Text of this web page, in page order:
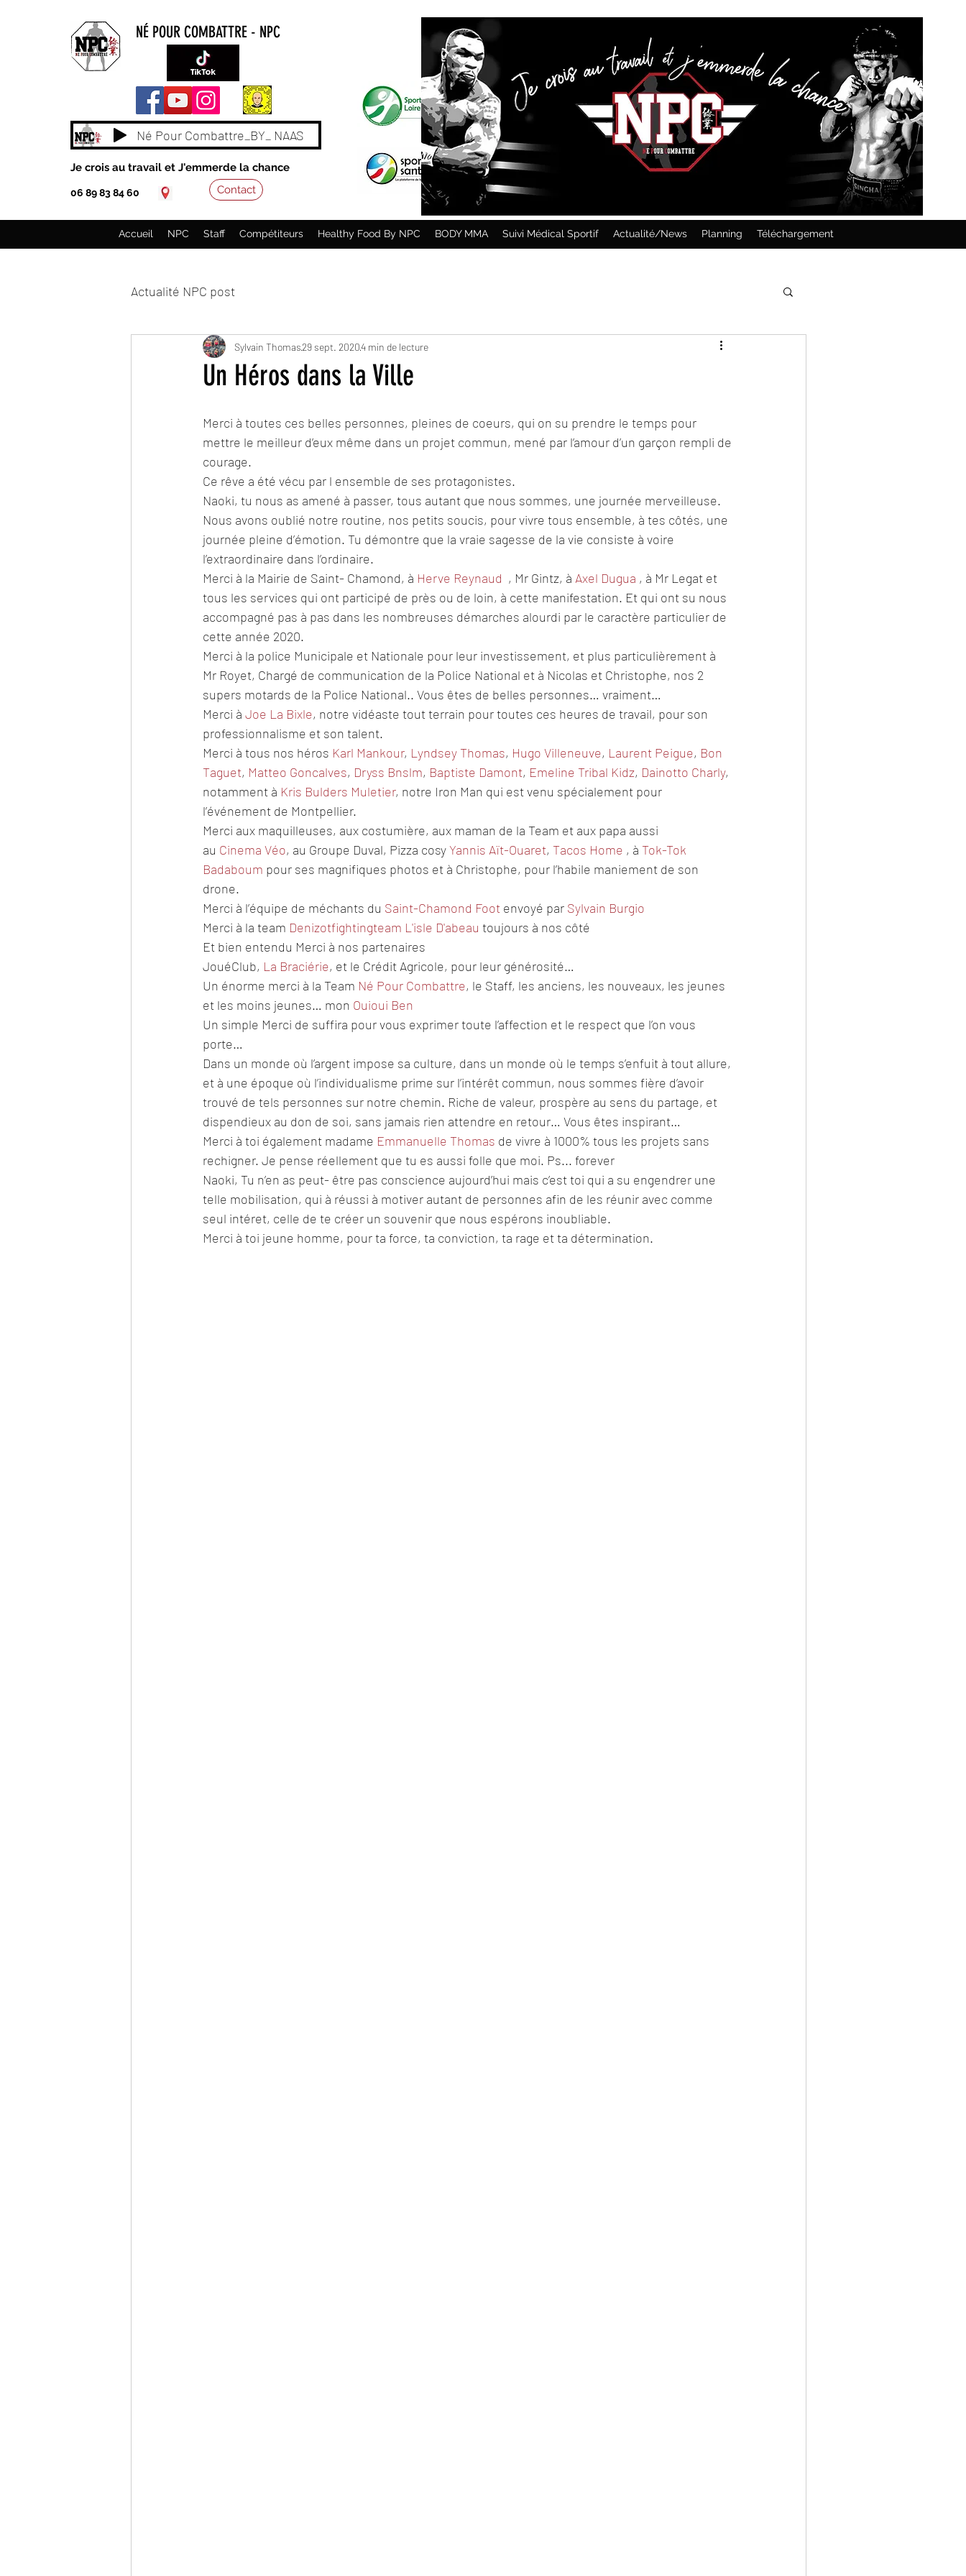
NÉ POUR COMBATTRE - NPC
Né Pour Combattre_BY_ NAAS
Je crois au travail et J'emmerde la chance
06 89 83 84 60 Contact
Accueil NPC Staff Compétiteurs Healthy Food By NPC BODY MMA Suivi Médical Sportif Actualité/News Planning Téléchargement
Actualité NPC post
Un Héros dans la Ville
Sylvain Thomas29 sept. 20204 min de lecture
Merci à toutes ces belles personnes, pleines de coeurs, qui on su prendre le temps pour
mettre le meilleur d’eux même dans un projet commun, mené par l’amour d’un garçon rempli de
courage.
Ce rêve a été vécu par l ensemble de ses protagonistes.
Naoki, tu nous as amené à passer, tous autant que nous sommes, une journée merveilleuse.
Nous avons oublié notre routine, nos petits soucis, pour vivre tous ensemble, à tes côtés, une
journée pleine d’émotion. Tu démontre que la vraie sagesse de la vie consiste à voire
l’extraordinaire dans l’ordinaire.
Merci à la Mairie de Saint- Chamond, à Herve Reynaud
  , Mr Gintz, à
Axel Dugua , à Mr Legat et
tous les services qui ont participé de près ou de loin, à cette manifestation. Et qui ont su nous
accompagné pas à pas dans les nombreuses démarches alourdi par le caractère particulier de
cette année 2020.
Merci à la police Municipale et Nationale pour leur investissement, et plus particulièrement à
Mr Royet, Chargé de communication de la Police National et à Nicolas et Christophe, nos 2
supers motards de la Police National.. Vous êtes de belles personnes… vraiment…
Merci à Joe La Bixle, notre vidéaste tout terrain pour toutes ces heures de travail, pour son
professionnalisme et son talent.
Merci à tous nos héros Karl Mankour, Lyndsey Thomas, Hugo Villeneuve, Laurent Peigue, Bon
Taguet, Matteo Goncalves, Dryss Bnslm, Baptiste Damont, Emeline Tribal Kidz, Dainotto Charly,
notamment à Kris Bulders Muletier, notre Iron Man qui est venu spécialement pour
l’événement de Montpellier.
Merci aux maquilleuses, aux costumière, aux maman de la Team et aux papa aussi
au Cinema Véo, au Groupe Duval, Pizza cosy Yannis Aït-Ouaret, Tacos Home , à Tok-Tok
Badaboum pour ses magnifiques photos et à Christophe, pour l’habile maniement de son
drone.
Merci à l’équipe de méchants du Saint-Chamond Foot envoyé par Sylvain Burgio
Merci à la team Denizotfightingteam L'isle D'abeau toujours à nos côté
Et bien entendu Merci à nos partenaires
JouéClub, La Braciérie, et le Crédit Agricole, pour leur générosité…
Un énorme merci à la Team Né Pour Combattre, le Staff, les anciens, les nouveaux, les jeunes
et les moins jeunes… mon Ouioui Ben
Un simple Merci de suffira pour vous exprimer toute l’affection et le respect que l’on vous
porte…
Dans un monde où l’argent impose sa culture, dans un monde où le temps s’enfuit à tout allure,
et à une époque où l’individualisme prime sur l’intérêt commun, nous sommes fière d’avoir
trouvé de tels personnes sur notre chemin. Riche de valeur, prospère au sens du partage, et
dispendieux au don de soi, sans jamais rien attendre en retour… Vous êtes inspirant…
Merci à toi également madame Emmanuelle Thomas de vivre à 1000% tous les projets sans
rechigner. Je pense réellement que tu es aussi folle que moi. Ps... forever
Naoki, Tu n’en as peut- être pas conscience aujourd’hui mais c’est toi qui a su engendrer une
telle mobilisation, qui à réussi à motiver autant de personnes afin de les réunir avec comme
seul intéret, celle de te créer un souvenir que nous espérons inoubliable.
Merci à toi jeune homme, pour ta force, ta conviction, ta rage et ta détermination.